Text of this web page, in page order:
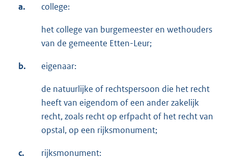
a. college:
het college van burgemeester en wethouders
van de gemeente Etten-Leur;
b. eigenaar:
de natuurlijke of rechtspersoon die het recht
heeft van eigendom of een ander zakelijk
recht, zoals recht op erfpacht of het recht van
opstal, op een rijksmonument;
c. rijksmonument: